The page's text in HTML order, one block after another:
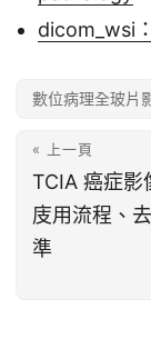
dicom_wsi
數位病理全玻片
« 上一頁
TCIA 癌症影
庋用流程、
準